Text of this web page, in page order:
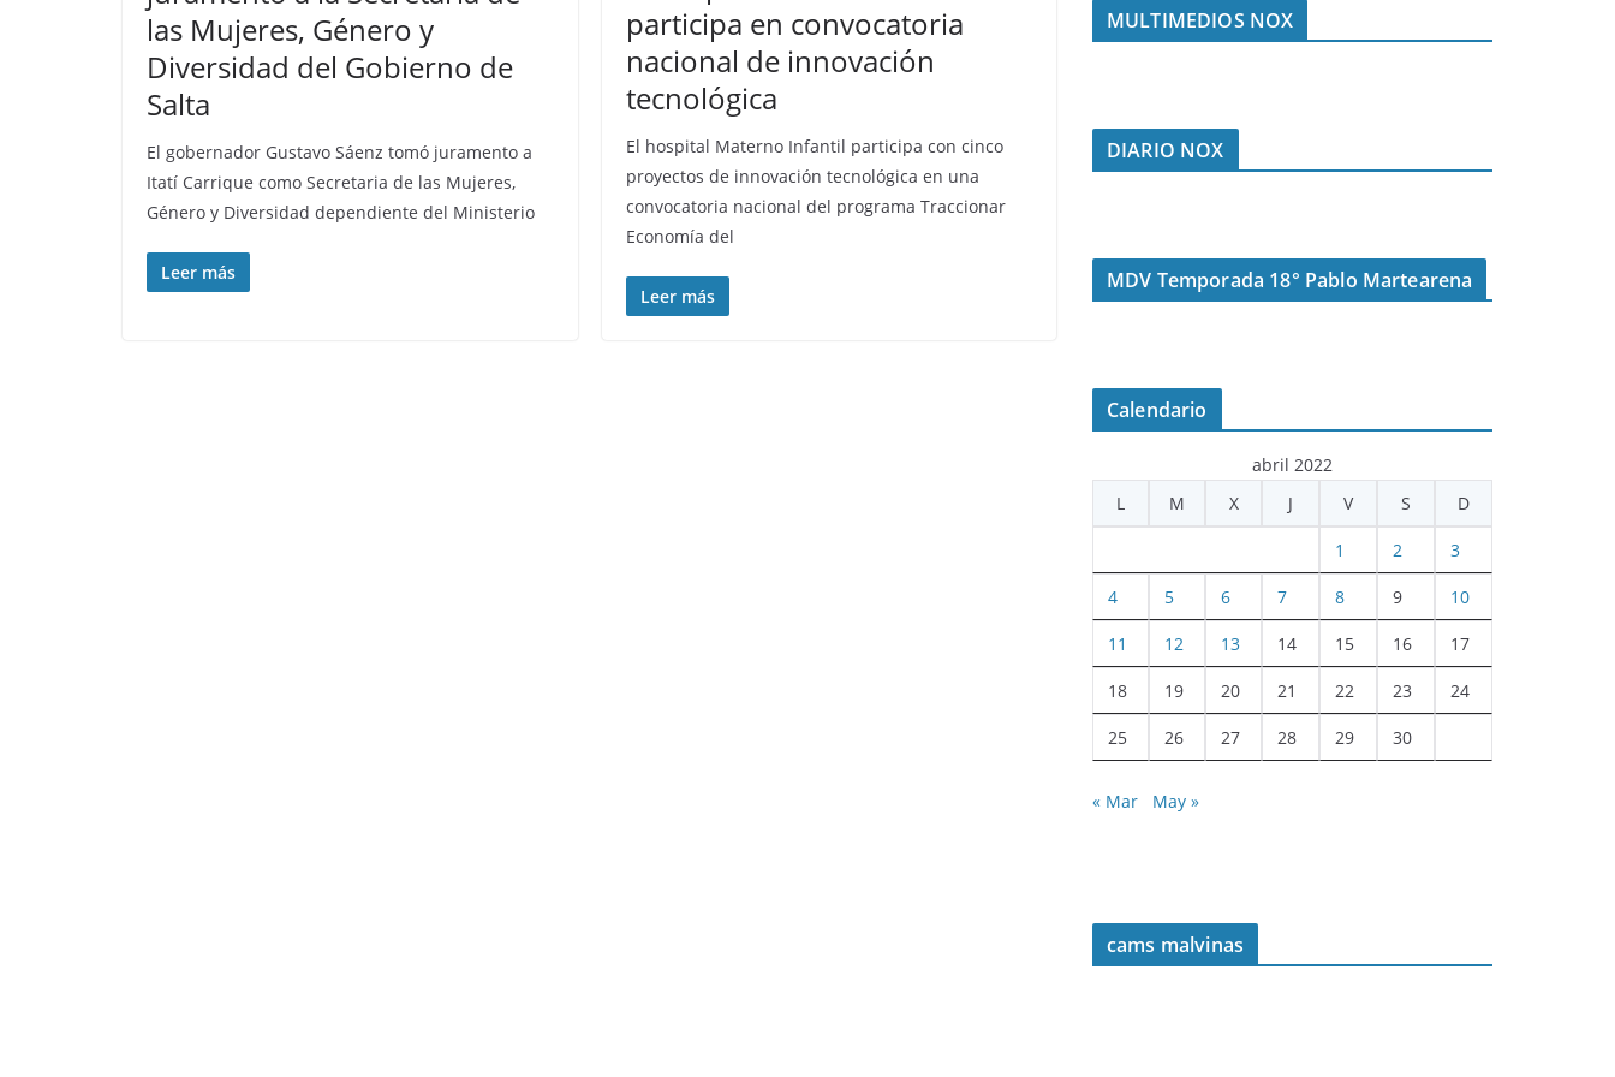
las Mujeres, Género y
Diversidad del Gobierno de
Salta
El gobernador Gustavo Sáenz tomó juramento a
Itatí Carrique como Secretaria de las Mujeres,
Género y Diversidad dependiente del Ministerio
Leer más
participa en convocatoria
nacional de innovación
tecnológica
El hospital Materno Infantil participa con cinco
proyectos de innovación tecnológica en una
convocatoria nacional del programa Traccionar
Economía del
Leer más
MULTIMEDIOS NOX
DIARIO NOX
MDV Temporada 18° Pablo Martearena
Calendario
abril 2022
L
M X J V S D
1 2 3
4 5 6 7 8 9 10
11 12 13 14 15 16 17
18 19 20 21 22 23 24
25 26 27 28 29 30
« Mar May »
cams malvinas